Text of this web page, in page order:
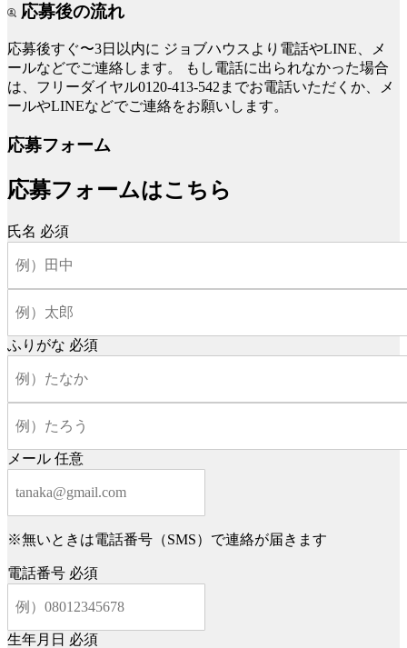
応募後の流れ
応募後すぐ〜3日以内に ジョブハウスより電話やLINE、メ
ールなどでご連絡します。
もし電話に出られなかった場合
は、フリーダイヤル0120-413-542までお電話いただくか、メ
ールやLINEなどでご連絡をお願いします。
応募フォーム
応募フォームはこちら
氏名 必須
ふりがな 必須
メール 任意
※無いときは電話番号（SMS）で連絡が届きます
電話番号 必須
生年月日 必須